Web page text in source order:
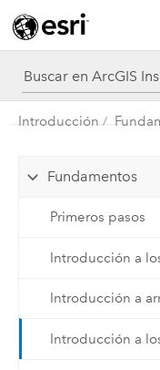
Introducción
Fundamentos
Primeros pasos
Introducción a
Introducción a
Introducción a